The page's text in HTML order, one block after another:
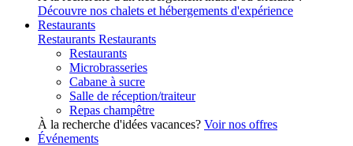
Découvre nos chalets et hébergements d'expérience
Restaurants
Restaurants Restaurants
Restaurants
Microbrasseries
Cabane à sucre
Salle de réception/traiteur
Repas champêtre
À la recherche d'idées vacances? Voir nos offres
Événements